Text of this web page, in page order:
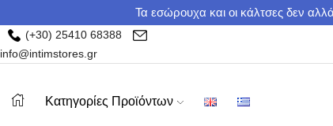
Τα εσώρουχα και οι κάλτσες δεν
(+30) 25410 68388
info@intimstores.gr
Κατηγορίες Προϊόντων